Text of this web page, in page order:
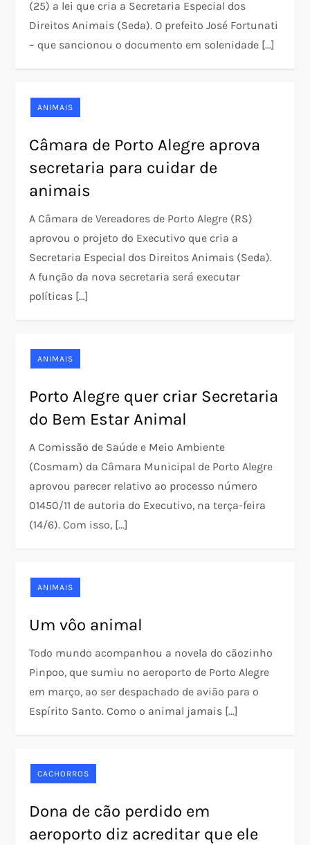
(25) a lei que cria a Secretaria Especial dos
Direitos Animais (Seda). O prefeito José Fortunati
– que sancionou o documento em solenidade […]
ANIMAIS
Câmara de Porto Alegre aprova
secretaria para cuidar de
animais
A Câmara de Vereadores de Porto Alegre (RS)
aprovou o projeto do Executivo que cria a
Secretaria Especial dos Direitos Animais (Seda).
A função da nova secretaria será executar
políticas […]
ANIMAIS
Porto Alegre quer criar Secretaria
do Bem Estar Animal
A Comissão de Saúde e Meio Ambiente
(Cosmam) da Câmara Municipal de Porto Alegre
aprovou parecer relativo ao processo número
01450/11 de autoria do Executivo, na terça-feira
(14/6). Com isso, […]
ANIMAIS
Um vôo animal
Todo mundo acompanhou a novela do cãozinho
Pinpoo, que sumiu no aeroporto de Porto Alegre
em março, ao ser despachado de avião para o
Espírito Santo. Como o animal jamais […]
CACHORROS
Dona de cão perdido em
aeroporto diz acreditar que ele